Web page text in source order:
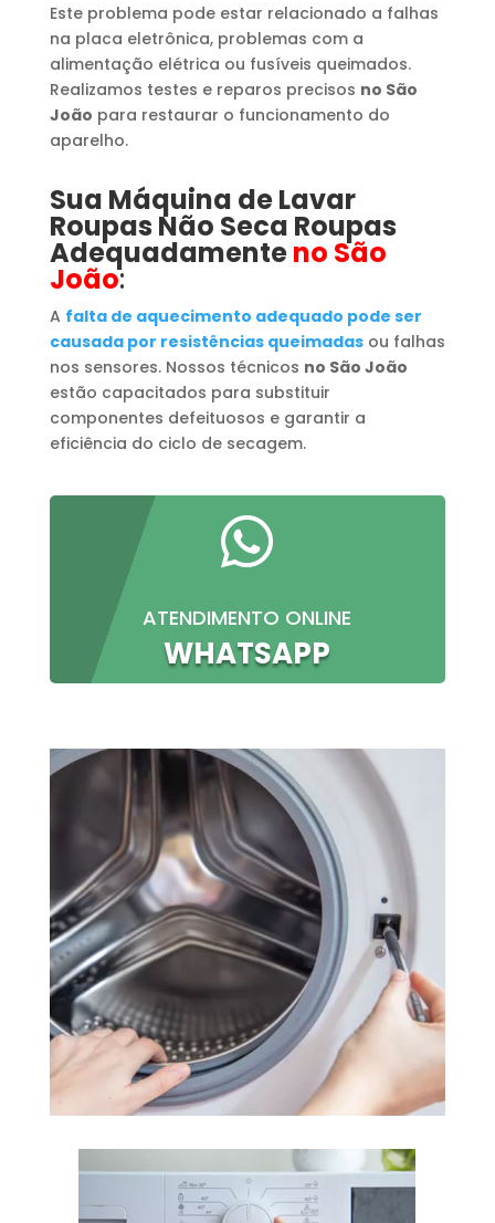
Este problema pode estar relacionado a falhas
na placa eletrônica, problemas com a
alimentação elétrica ou fusíveis queimados.
Realizamos testes e reparos precisos no São
João para restaurar o funcionamento do
aparelho.
Sua Máquina de Lavar
Roupas ​ Não Seca Roupas
Adequadamenteno São
João:
A falta de aquecimento adequado pode ser
causada por resistências queimadas ou falhas
nos sensores. Nossos técnicos no São João
estão capacitados para substituir
componentes defeituosos e garantir a
eficiência do ciclo de secagem.

ATENDIMENTO ONLINE
WHATSAPP